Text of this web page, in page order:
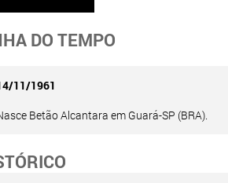
DO TEMPO
11/1961
Betão Alcantara em Guará-SP (BRA).